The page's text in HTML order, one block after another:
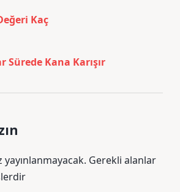
Kaç
Sürede Kana Karışır
Gerekli alanlar